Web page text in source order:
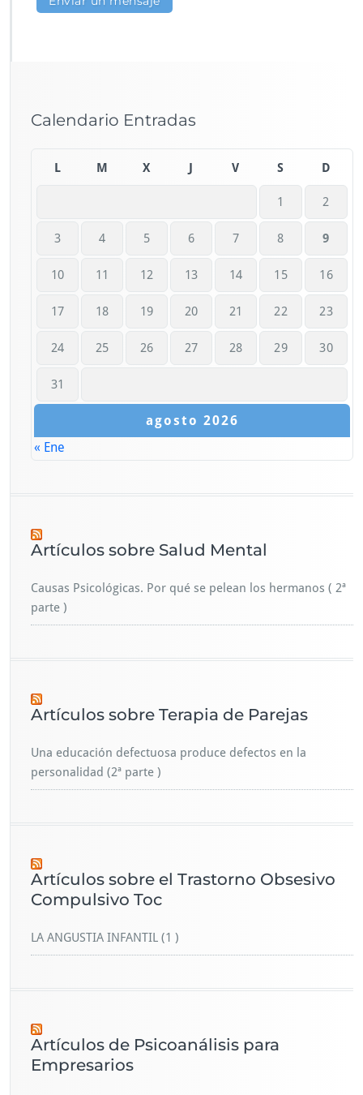
Calendario Entradas
agosto 2026
L M X V S D
1 2
3 4 5 6 7 8 9
10 11 12 13 14 15 16
17 18 19 20 21 22 23
24 25 26 27 28 29 30
31
« Ene
Artículos sobre Salud Mental
Causas Psicológicas. Por qué se pelean los hermanos ( 2ª
parte )
Artículos sobre Terapia de Parejas
Una educación defectuosa produce defectos en la
personalidad (2ª parte )
Artículos sobre el Trastorno Obsesivo
Compulsivo Toc
LA ANGUSTIA INFANTIL (1 )
Artículos de Psicoanálisis para
Empresarios